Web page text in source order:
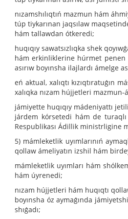
nızamshılıqtıń mazmun hám
túp tiykarınan jaqsılaw
hám tallawdan ótkeredi;
huqıqıy sawatsızlıqka shek
hám erkinliklerine húrmet penen
asırıw boyınsha ilajlardı ámelge
eń aktual, xalıqtı kızıqtıratuǵın
xalıqka nızam hújjetleri
jámiyette huqıqıy mádeniyattı
járdem kórsetedi hám de
Respublikası Ádillik ministrligine
5) mámleketlik uyımlarınıń
qollaw ámeliyatın izshil hám
mámleketlik uyımları hám
hám úyrenedi;
nızam hújjetleri hám huqıqtı
boyınsha óz aymaǵında
shıǵadı;